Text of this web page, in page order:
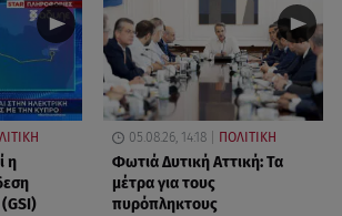
η
05.08.26, 14:18 ΠΟΛΙΤΙΚΗ
Φωτιά Δυτική Αττική: Τα
μέτρα για τους
πυρόπληκτους